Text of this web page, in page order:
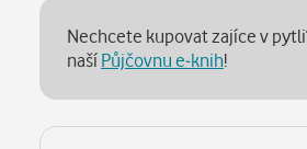
Nechcete kupovat zajíce v
našíPůjčovnu e-knih!